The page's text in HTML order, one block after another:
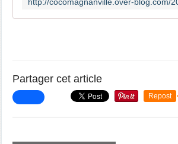
Partager cet article
Repost